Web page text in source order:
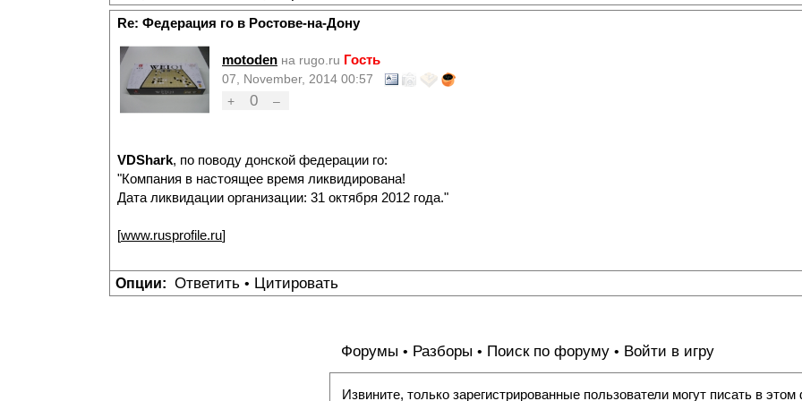
Re: Федерация го в Ростове-на-Дону
motoden на rugo.ru Гость
07, November, 2014 00:57
+
0 –
VDShark, по поводу донской федерации го:
"Компания в настоящее время ликвидирована!
Дата ликвидации организации: 31 октября 2012 года."
[www.rusprofile.ru]
Опции: Ответить • Цитировать
Форумы • Разборы • Поиск по форуму • Войти в игру
Извините, только зарегистрированные пользователи могут писать в